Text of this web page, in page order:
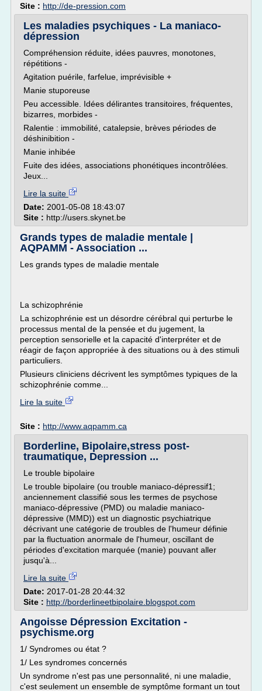
Site : http://de-pression.com
Les maladies psychiques - La maniaco-
dépression
Compréhension réduite, idées pauvres, monotones,
répétitions -
Agitation puérile, farfelue, imprévisible +
Manie stuporeuse
Peu accessible. Idées délirantes transitoires, fréquentes,
bizarres, morbides -
Ralentie : immobilité, catalepsie, brèves périodes de
déshinibition -
Manie inhibée
Fuite des idées, associations phonétiques incontrôlées.
Jeux...
Lire la suite
Date: 2001-05-08 18:43:07
Site : http://users.skynet.be
Grands types de maladie mentale |
AQPAMM - Association ...
Les grands types de maladie mentale
La schizophrénie
La schizophrénie est un désordre cérébral qui perturbe le
processus mental de la pensée et du jugement, la
perception sensorielle et la capacité d'interpréter et de
réagir de façon appropriée à des situations ou à des stimuli
particuliers.
Plusieurs cliniciens décrivent les symptômes typiques de la
schizophrénie comme...
Lire la suite
Site : http://www.aqpamm.ca
Borderline, Bipolaire,stress post-
traumatique, Depression ...
Le trouble bipolaire
Le trouble bipolaire (ou trouble maniaco-dépressif1;
anciennement classifié sous les termes de psychose
maniaco-dépressive (PMD) ou maladie maniaco-
dépressive (MMD)) est un diagnostic psychiatrique
décrivant une catégorie de troubles de l'humeur définie
par la fluctuation anormale de l'humeur, oscillant de
périodes d'excitation marquée (manie) pouvant aller
jusqu'à...
Lire la suite
Date: 2017-01-28 20:44:32
Site : http://borderlineetbipolaire.blogspot.com
Angoisse Dépression Excitation -
psychisme.org
1/ Syndromes ou état ?
1/ Les syndromes concernés
Un syndrome n'est pas une personnalité, ni une maladie,
c'est seulement un ensemble de symptôme formant un tout